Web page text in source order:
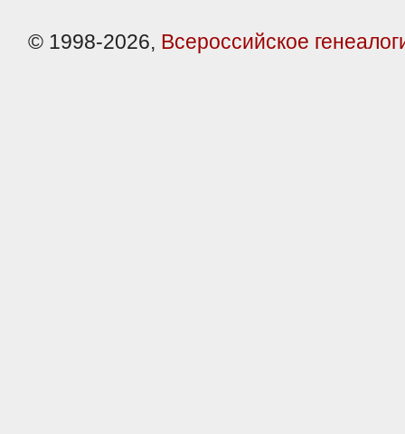
© 1998-2026, Всероссийское